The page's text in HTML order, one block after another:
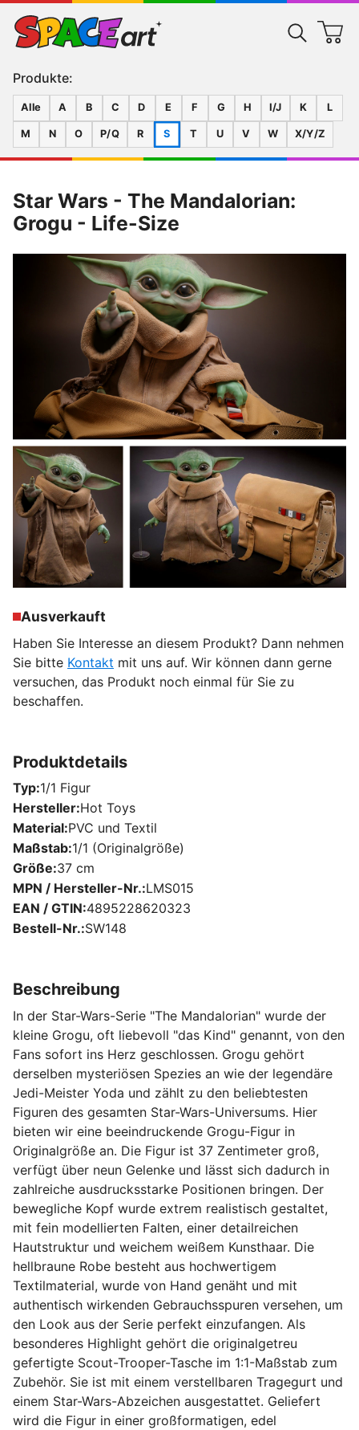
Produkte:
Alle A B C D E F G H I/J K L
M N O P/Q R S T U V W X/Y/Z
Star Wars - The Mandalorian:
Grogu - Life-Size
Ausverkauft
Haben Sie Interesse an diesem Produkt? Dann nehmen
Sie bitte Kontakt mit uns auf. Wir können dann gerne
versuchen, das Produkt noch einmal für Sie zu
beschaffen.
Produktdetails
Typ 1/1 Figur
Hersteller Hot Toys
Material PVC und Textil
Maßstab 1/1 (Originalgröße)
Größe 37 cm
MPN / Hersteller-Nr. LMS015
EAN / GTIN 4895228620323
Bestell-Nr. SW148
Beschreibung
In der Star-Wars-Serie "The Mandalorian" wurde der
kleine Grogu, oft liebevoll "das Kind" genannt, von den
Fans sofort ins Herz geschlossen. Grogu gehört
derselben mysteriösen Spezies an wie der legendäre
Jedi-Meister Yoda und zählt zu den beliebtesten
Figuren des gesamten Star-Wars-Universums. Hier
bieten wir eine beeindruckende Grogu-Figur in
Originalgröße an. Die Figur ist 37 Zentimeter groß,
verfügt über neun Gelenke und lässt sich dadurch in
zahlreiche ausdrucksstarke Positionen bringen. Der
bewegliche Kopf wurde extrem realistisch gestaltet,
mit fein modellierten Falten, einer detailreichen
Hautstruktur und weichem weißem Kunsthaar. Die
hellbraune Robe besteht aus hochwertigem
Textilmaterial, wurde von Hand genäht und mit
authentisch wirkenden Gebrauchsspuren versehen, um
den Look aus der Serie perfekt einzufangen. Als
besonderes Highlight gehört die originalgetreu
gefertigte Scout-Trooper-Tasche im 1:1-Maßstab zum
Zubehör. Sie ist mit einem verstellbaren Tragegurt und
einem Star-Wars-Abzeichen ausgestattet. Geliefert
wird die Figur in einer großformatigen, edel